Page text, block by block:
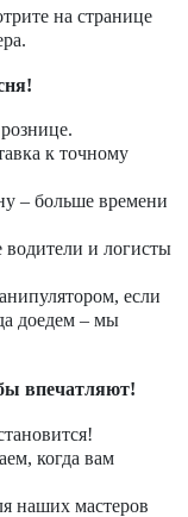
на странице
к точному
– больше времени
и логисты
если
доедем – мы
впечатляют!
когда вам
наших мастеров